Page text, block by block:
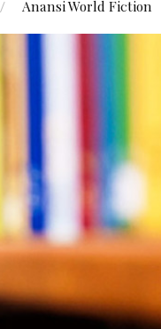
Anansi World Fiction